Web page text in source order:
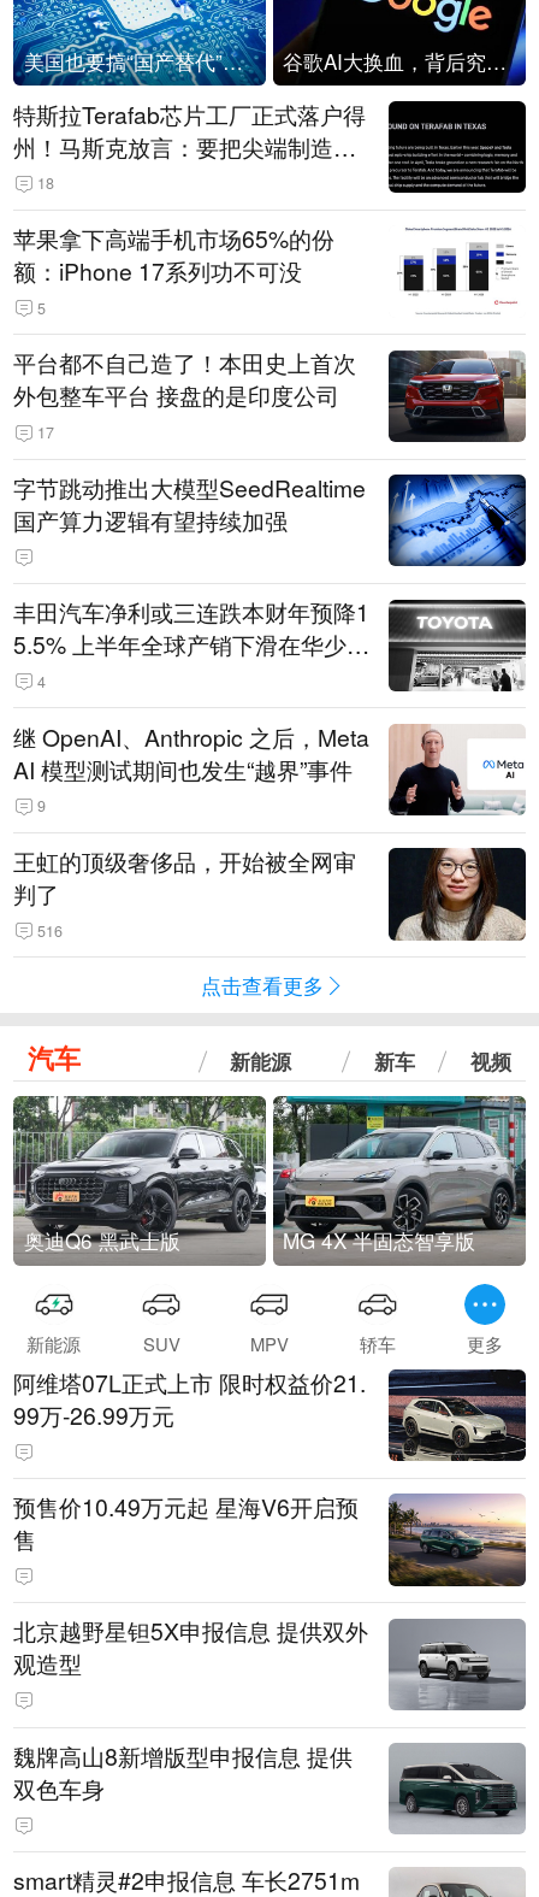
美国也要搞“国产替代”？先算清三笔账 谷歌AI大换血，背后究竟发生了什么？
特斯拉Terafab芯片工厂正式落户得
州！马斯克放言：要把尖端制造带
回美国
18
苹果拿下高端手机市场65%的份
额：iPhone 17系列功不可没
5
平台都不自己造了！本田史上首次
外包整车平台 接盘的是印度公司
17
字节跳动推出大模型SeedRealtime
国产算力逻辑有望持续加强
丰田汽车净利或三连跌本财年预降1
5.5% 上半年全球产销下滑在华少卖
14.3万辆
4
继 OpenAI、Anthropic 之后，Meta
AI 模型测试期间也发生“越界”事件
9
王虹的顶级奢侈品，开始被全网审
判了
516
点击查看更多
汽车 新能源 新车 视频
奥迪Q6 黑武士版 MG 4X 半固态智享版
新能源 SUV MPV 轿车 更多
阿维塔07L正式上市 限时权益价21.
99万-26.99万元
预售价10.49万元起 星海V6开启预
售
北京越野星钽5X申报信息 提供双外
观造型
魏牌高山8新增版型申报信息 提供
双色车身
smart精灵#2申报信息 车长2751m